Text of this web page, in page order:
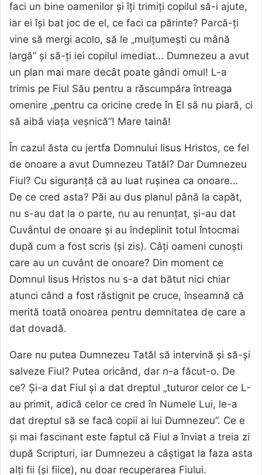
faci un bine oamenilor și îți trimiți copilul să-i ajute,
iar ei își bat joc de el, ce faci ca părinte? Parcă-ți
vine să mergi acolo, să le „mulțumești cu mână
largă” și să-ți iei copilul imediat… Dumnezeu a avut
un plan mai mare decât poate gândi omul! L-a
trimis pe Fiul Său pentru a răscumpăra întreaga
omenire „pentru ca oricine crede în El să nu piară, ci
să aibă viața veșnică”! Mare taină!
În cazul ăsta cu jertfa Domnului Iisus Hristos, ce fel
de onoare a avut Dumnezeu Tatăl? Dar Dumnezeu
Fiul? Cu siguranță că au luat rușinea ca onoare…
De ce cred asta? Păi au dus planul până la capăt,
nu s-au dat la o parte, nu au renunțat, și-au dat
Cuvântul de onoare și au îndeplinit totul întocmai
după cum a fost scris (și zis). Câți oameni cunoști
care au un cuvânt de onoare? Din moment ce
Domnul Iisus Hristos nu s-a dat bătut nici chiar
atunci când a fost răstignit pe cruce, înseamnă că
merită toată onoarea pentru demnitatea de care a
dat dovadă.
Oare nu putea Dumnezeu Tatăl să intervină și să-și
salveze Fiul? Putea oricând, dar n-a făcut-o. De
ce? Și-a dat Fiul și a dat dreptul „tuturor celor ce L-
au primit, adică celor ce cred în Numele Lui, le-a
dat dreptul să se facă copii ai lui Dumnezeu”. Ce e
și mai fascinant este faptul că Fiul a înviat a treia zi
după Scripturi, iar Dumnezeu a câștigat la faza asta
alți fii (și fiice), nu doar recuperarea Fiului.